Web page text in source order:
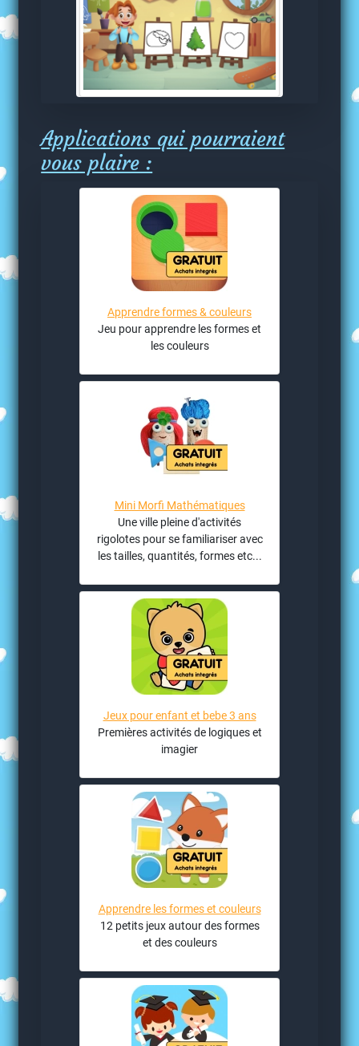
Applications qui pourraient
vous plaire :
Apprendre formes & couleurs
Jeu pour apprendre les formes et
les couleurs
Mini Morfi Mathématiques
Une ville pleine d'activités
rigolotes pour se familiariser avec
les tailles, quantités, formes etc...
Jeux pour enfant et bebe 3 ans
Premières activités de logiques et
imagier
Apprendre les formes et couleurs
12 petits jeux autour des formes
et des couleurs